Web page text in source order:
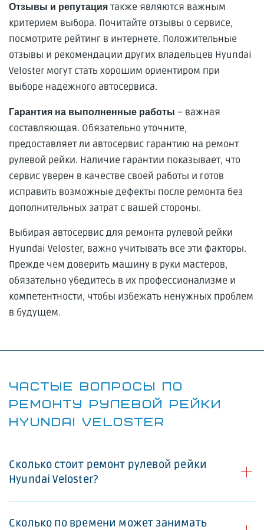
Отзывы и репутация также являются важным
критерием выбора. Почитайте отзывы о сервисе,
посмотрите рейтинг в интернете. Положительные
отзывы и рекомендации других владельцев Hyundai
Veloster могут стать хорошим ориентиром при
выборе надежного автосервиса.
Гарантия на выполненные работы – важная
составляющая. Обязательно уточните,
предоставляет ли автосервис гарантию на ремонт
рулевой рейки. Наличие гарантии показывает, что
сервис уверен в качестве своей работы и готов
исправить возможные дефекты после ремонта без
дополнительных затрат с вашей стороны.
Выбирая автосервис для ремонта рулевой рейки
Hyundai Veloster, важно учитывать все эти факторы.
Прежде чем доверить машину в руки мастеров,
обязательно убедитесь в их профессионализме и
компетентности, чтобы избежать ненужных проблем
в будущем.
ЧАСТЫЕ ВОПРОСЫ ПО
РЕМОНТУ РУЛЕВОЙ РЕЙКИ
HYUNDAI VELOSTER
Сколько стоит ремонт рулевой рейки
Hyundai Veloster?
Сколько по времени может занимать